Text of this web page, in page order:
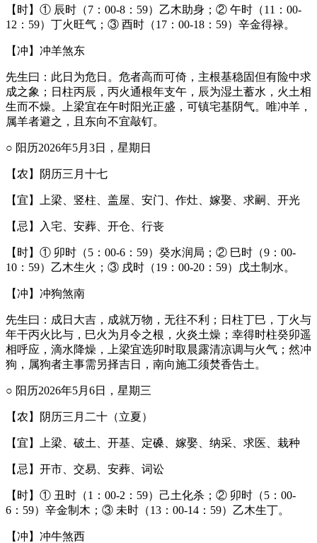
【时】① 辰时（7：00-8：59）乙木助身；② 午时（11：00-
12：59）丁火旺气；③ 酉时（17：00-18：59）辛金得禄。
【冲】冲羊煞东
先生曰：此日为危日。危者高而可倚，主根基稳固但有险中求
成之象；日柱丙辰，丙火通根年支午，辰为湿土蓄水，火土相
生而不燥。上梁宜在午时阳光正盛，可镇宅基阴气。唯冲羊，
属羊者避之，且东向不宜敲钉。
○ 阳历2026年5月3日，星期日
【农】阴历三月十七
【宜】上梁、竖柱、盖屋、安门、作灶、嫁娶、求嗣、开光
【忌】入宅、安葬、开仓、行丧
【时】① 卯时（5：00-6：59）癸水润局；② 巳时（9：00-
10：59）乙木生火；③ 戌时（19：00-20：59）戊土制水。
【冲】冲狗煞南
先生曰：成日大吉，成就万物，无往不利；日柱丁巳，丁火与
年干丙火比与，巳火为月令之根，火炎土燥；幸得时柱癸卯遥
相呼应，滴水降燥，上梁宜选卯时取晨露清凉调与火气；然冲
狗，属狗者主事需另择吉日，南向施工须焚香告土。
○ 阳历2026年5月6日，星期三
【农】阴历三月二十（立夏）
【宜】上梁、破土、开基、定磉、嫁娶、纳采、求医、栽种
【忌】开市、交易、安葬、词讼
【时】① 丑时（1：00-2：59）己土化杀；② 卯时（5：00-
6：59）辛金制木；③ 未时（13：00-14：59）乙木生丁。
【冲】冲牛煞西